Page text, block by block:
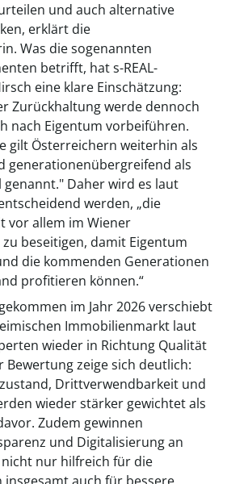
und auch alternative
erklärt die
Was die sogenannten
betrifft, hat s-REAL-
eine klare Einschätzung:
Zurückhaltung werde dennoch
nach Eigentum vorbeiführen.
gilt Österreichern weiterhin als
generationenübergreifend als
genannt." Daher wird es laut
werden, „die
vor allem im Wiener
beseitigen, damit Eigentum
die kommenden Generationen
profitieren können.“
im Jahr 2026 verschiebt
Immobilienmarkt laut
wieder in Richtung Qualität
Bewertung zeige sich deutlich:
Drittverwendbarkeit und
wieder stärker gewichtet als
Zudem gewinnen
und Digitalisierung an
nicht nur hilfreich für die